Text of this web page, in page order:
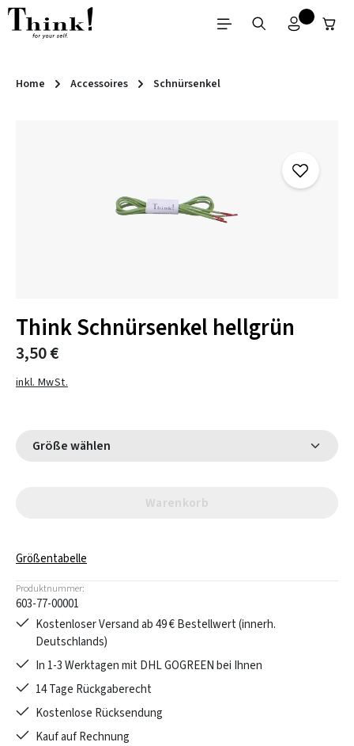
Zum Hauptinhalt springen
Home Accessoires Schnürsenkel
Think Schnürsenkel hellgrün
3,50 €
inkl. MwSt.
Größe wählen
Warenkorb
Größentabelle
Produktnummer:
603-77-00001
Kostenloser Versand ab 49 € Bestellwert (innerh.
Deutschlands)
In 1-3 Werktagen mit DHL GOGREEN bei Ihnen
14 Tage Rückgaberecht
Kostenlose Rücksendung
Kauf auf Rechnung